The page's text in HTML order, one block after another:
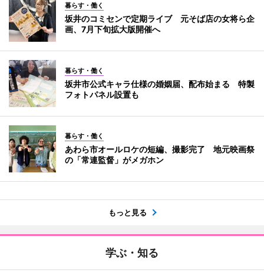
暮らす・働く
坂井のコミセンで定期ライブ 元そば店の女将ら企
画、7月下旬拡大版開催へ
暮らす・働く
坂井市公式キャラ仕様の婚姻届、配布始まる 特製
フォトパネル設置も
暮らす・働く
あわら市オールロケの短編、撮影完了 地元映画祭
の「常連監督」がメガホン
もっと見る
学ぶ・知る